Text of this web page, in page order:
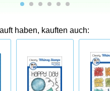
haben, kauften auch: